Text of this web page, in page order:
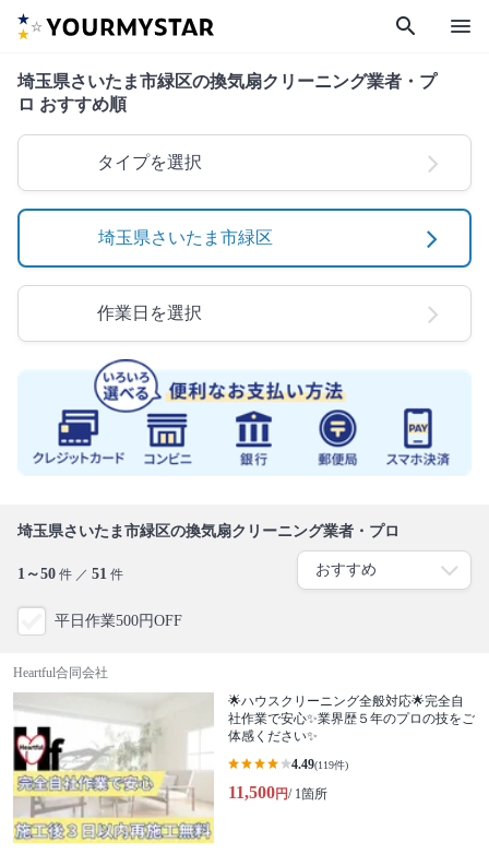
search menu
埼玉県さいたま市緑区の換気扇クリーニング業者・プ
ロ おすすめ順
タイプを選択
埼玉県さいたま市緑区
作業日を選択
埼玉県さいたま市緑区の換気扇クリーニング業者・プロ
1～50 件 ／ 51 件
平日作業500円OFF
Heartful合同会社
🌟ハウスクリーニング全般対応🌟完全自
社作業で安心✨業界歴５年のプロの技をご
体感ください✨
4.49(119件)
11,500円/ 1箇所